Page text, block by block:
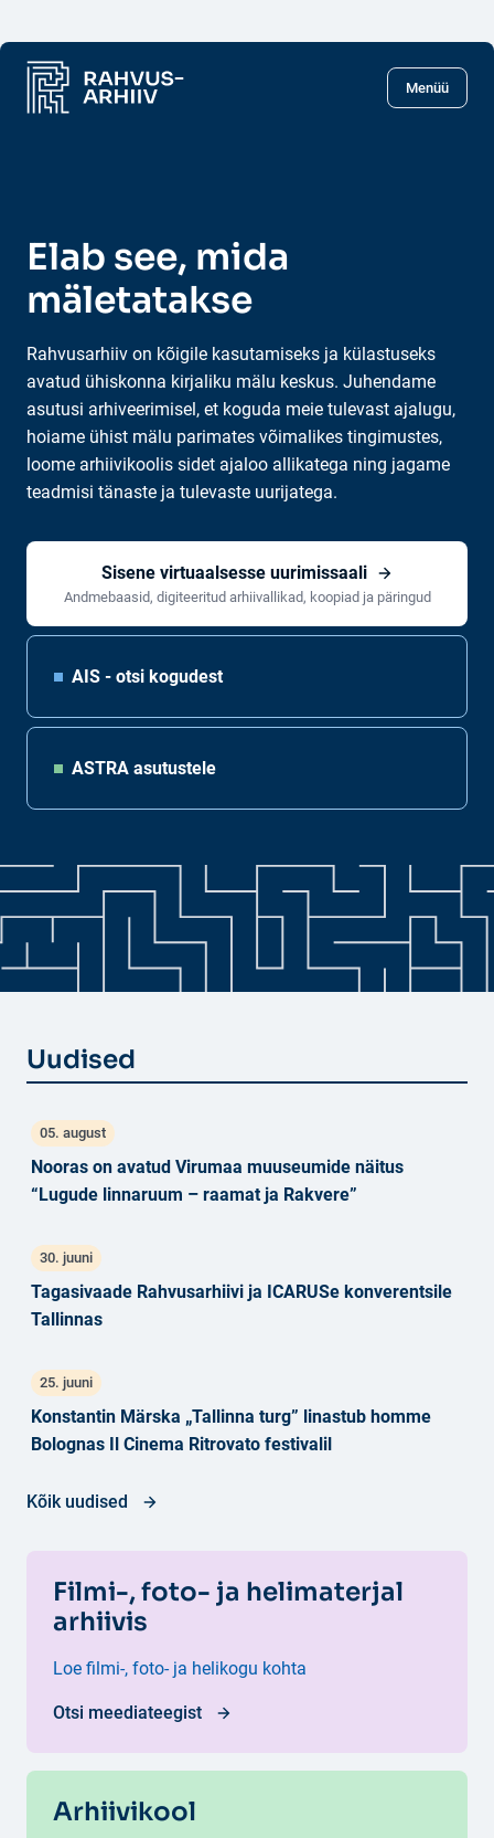
Menüü
Elab see, mida
mäletatakse
Rahvusarhiiv on kõigile kasutamiseks ja külastuseks
avatud ühiskonna kirjaliku mälu keskus. Juhendame
asutusi arhiveerimisel, et koguda meie tulevast ajalugu,
hoiame ühist mälu parimates võimalikes tingimustes,
loome arhiivikoolis sidet ajaloo allikatega ning jagame
teadmisi tänaste ja tulevaste uurijatega.
Sisene virtuaalsesse uurimissaali
Andmebaasid, digiteeritud arhiivallikad, koopiad ja päringud
AIS - otsi kogudest
ASTRA asutustele
Uudised
05. august
Nooras on avatud Virumaa muuseumide näitus
“Lugude linnaruum – raamat ja Rakvere”
30. juuni
Tagasivaade Rahvusarhiivi ja ICARUSe konverentsile
Tallinnas
25. juuni
Konstantin Märska „Tallinna turg” linastub homme
Bolognas Il Cinema Ritrovato festivalil
Kõik uudised
Filmi-, foto- ja helimaterjal
arhiivis
Loe filmi-, foto- ja helikogu kohta
Otsi meediateegist
Arhiivikool